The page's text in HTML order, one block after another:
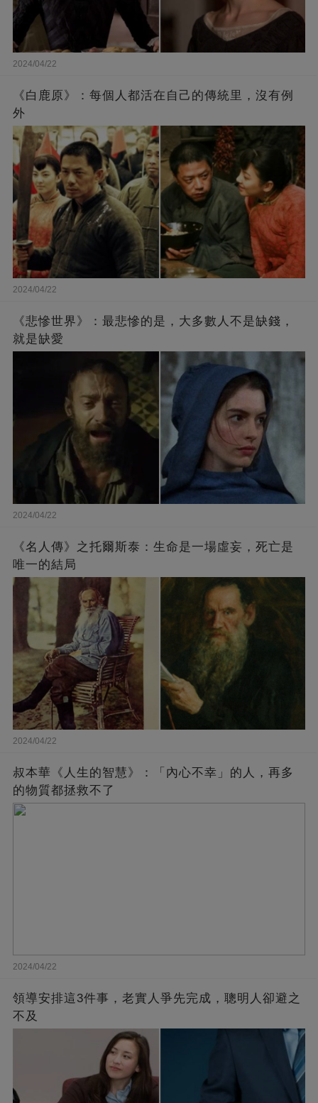
2024/04/22
《白鹿原》：每個人都活在自己的傳統里，沒有例
外
2024/04/22
《悲慘世界》：最悲慘的是，大多數人不是缺錢，
就是缺愛
2024/04/22
《名人傳》之托爾斯泰：生命是一場虛妄，死亡是
唯一的結局
2024/04/22
叔本華《人生的智慧》：「內心不幸」的人，再多
的物質都拯救不了
2024/04/22
領導安排這3件事，老實人爭先完成，聰明人卻避之
不及